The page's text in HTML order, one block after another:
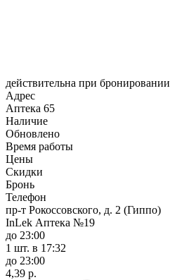
действительна при бронировании
Адрес
Аптека 65
Наличие
Обновлено
Время работы
Цены
Скидки
Бронь
Телефон
пр-т Рокоссовского, д. 2 (Гиппо)
InLek Аптека №19
до 23:00
1 шт. в 17:32
до 23:00
4,39 р.